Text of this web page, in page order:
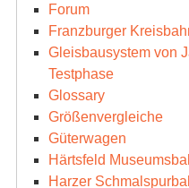
Forum
Franzburger
Gleisbausystem von
Testphase
Glossary
Größenvergleiche
Güterwagen
Härtsfeld
Harzer